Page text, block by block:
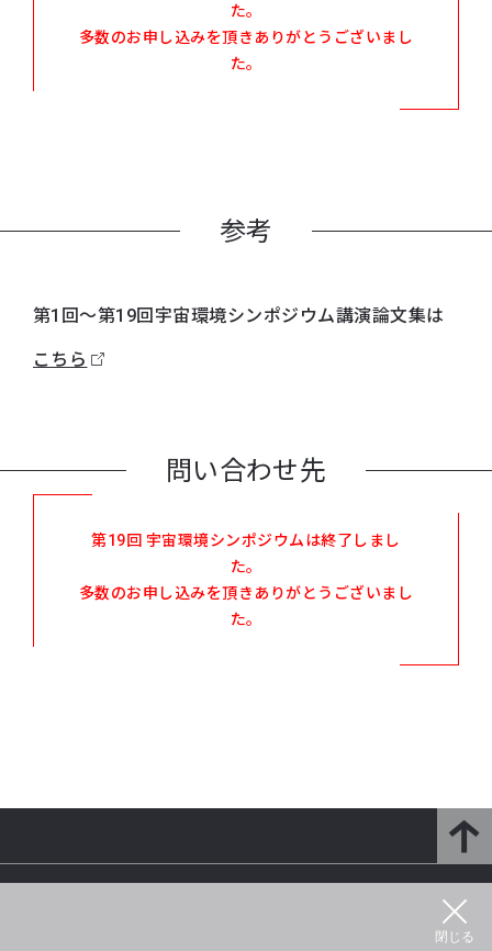
閉じる
た。
多数のお申し込みを頂きありがとうございまし
た。
参考
第1回～第19回宇宙環境シンポジウム講演論文集は
こちら
問い合わせ先
第19回 宇宙環境シンポジウムは終了しまし
た。
多数のお申し込みを頂きありがとうございまし
た。